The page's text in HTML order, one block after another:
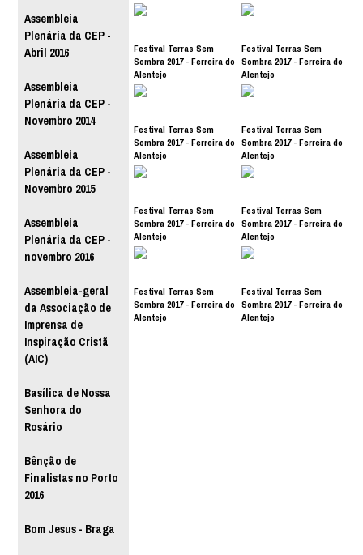
Assembleia
Plenária da CEP -
Abril 2016
Assembleia
Plenária da CEP -
Novembro 2014
Assembleia
Plenária da CEP -
Novembro 2015
Assembleia
Plenária da CEP -
novembro 2016
Assembleia-geral
da Associação de
Imprensa de
Inspiração Cristã
(AIC)
Basílica de Nossa
Senhora do
Rosário
Bênção de
Finalistas no Porto
2016
Bom Jesus - Braga
Festival Terras Sem
Sombra 2017 - Ferreira do
Alentejo
Festival Terras Sem
Sombra 2017 - Ferreira do
Alentejo
Festival Terras Sem
Sombra 2017 - Ferreira do
Alentejo
Festival Terras Sem
Sombra 2017 - Ferreira do
Alentejo
Festival Terras Sem
Sombra 2017 - Ferreira do
Alentejo
Festival Terras Sem
Sombra 2017 - Ferreira do
Alentejo
Festival Terras Sem
Sombra 2017 - Ferreira do
Alentejo
Festival Terras Sem
Sombra 2017 - Ferreira do
Alentejo